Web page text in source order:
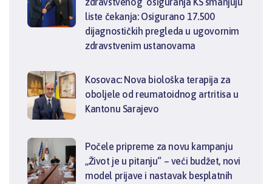
liste čekanja: Osigurano 17.500
dijagnostičkih pregleda u ugovornim
zdravstvenim ustanovama
Kosovac: Nova biološka terapija za
oboljele od reumatoidnog artritisa u
Kantonu Sarajevo
Počele pripreme za novu kampanju
„Život je u pitanju“ – veći budžet, novi
model prijave i nastavak besplatnih